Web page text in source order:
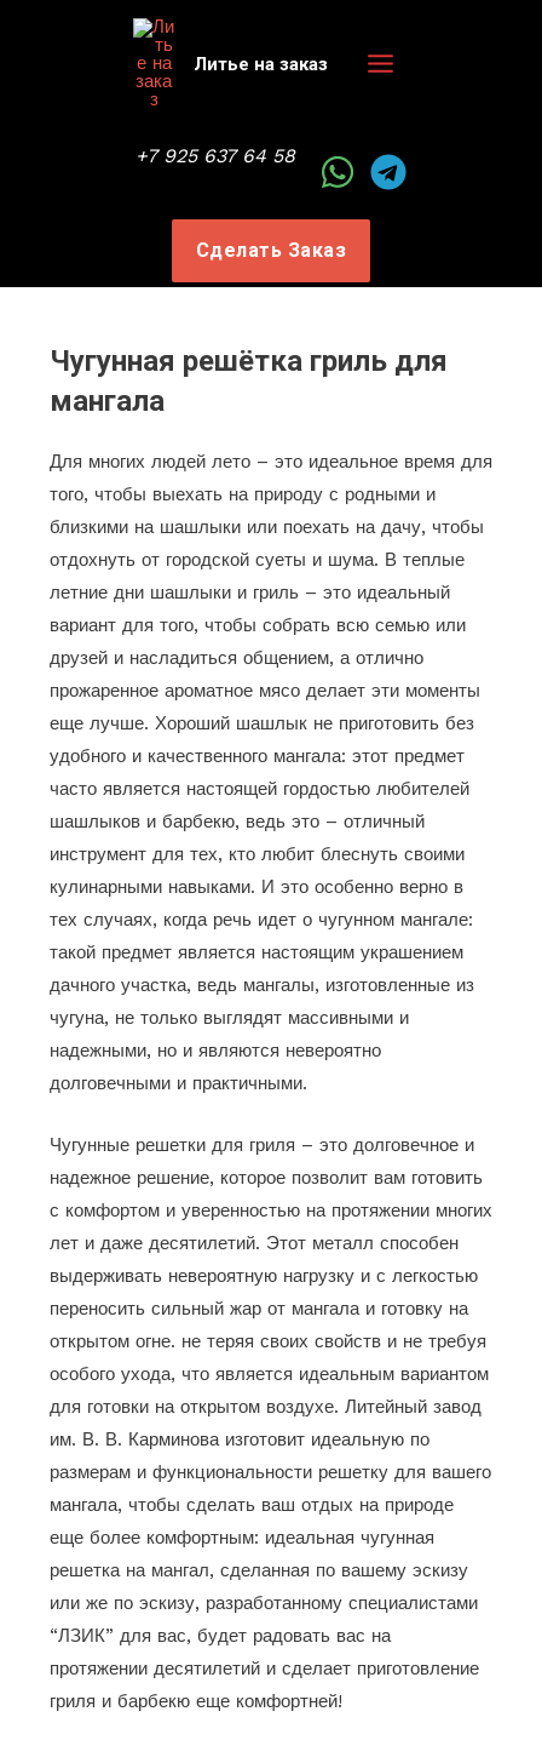
Литье на заказ
+7 925 637 64 58
Сделать Заказ
Чугунная решётка гриль для
мангала
Для многих людей лето – это идеальное время для
того, чтобы выехать на природу с родными и
близкими на шашлыки или поехать на дачу, чтобы
отдохнуть от городской суеты и шума. В теплые
летние дни шашлыки и гриль – это идеальный
вариант для того, чтобы собрать всю семью или
друзей и насладиться общением, а отлично
прожаренное ароматное мясо делает эти моменты
еще лучше. Хороший шашлык не приготовить без
удобного и качественного мангала: этот предмет
часто является настоящей гордостью любителей
шашлыков и барбекю, ведь это – отличный
инструмент для тех, кто любит блеснуть своими
кулинарными навыками. И это особенно верно в
тех случаях, когда речь идет о чугунном мангале:
такой предмет является настоящим украшением
дачного участка, ведь мангалы, изготовленные из
чугуна, не только выглядят массивными и
надежными, но и являются невероятно
долговечными и практичными.
Чугунные решетки для гриля – это долговечное и
надежное решение, которое позволит вам готовить
с комфортом и уверенностью на протяжении многих
лет и даже десятилетий. Этот металл способен
выдерживать невероятную нагрузку и с легкостью
переносить сильный жар от мангала и готовку на
открытом огне. не теряя своих свойств и не требуя
особого ухода, что является идеальным вариантом
для готовки на открытом воздухе. Литейный завод
им. В. В. Карминова изготовит идеальную по
размерам и функциональности решетку для вашего
мангала, чтобы сделать ваш отдых на природе
еще более комфортным: идеальная чугунная
решетка на мангал, сделанная по вашему эскизу
или же по эскизу, разработанному специалистами
“ЛЗИК” для вас, будет радовать вас на
протяжении десятилетий и сделает приготовление
гриля и барбекю еще комфортней!